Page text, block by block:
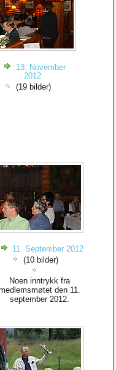
13. November
2012
(19 bilder)
11. September 2012
(10 bilder)
Noen inntrykk fra
den 11.
september 2012.